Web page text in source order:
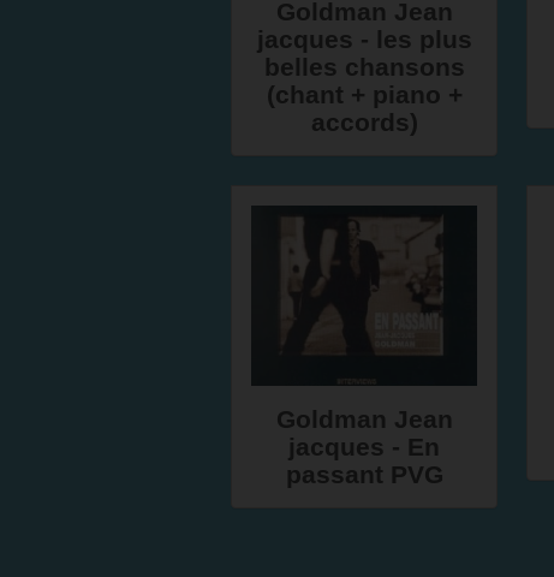
Goldman Jean
jacques - les plus
belles chansons
(chant + piano +
accords)
Goldman Jean
jacques - En
passant PVG